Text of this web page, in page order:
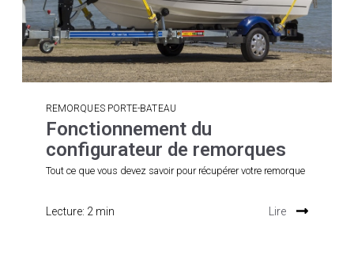
REMORQUES PORTE-BATEAU
Fonctionnement du
configurateur de remorques
Tout ce que vous devez savoir pour récupérer votre remorque
Lecture: 2 min Lire